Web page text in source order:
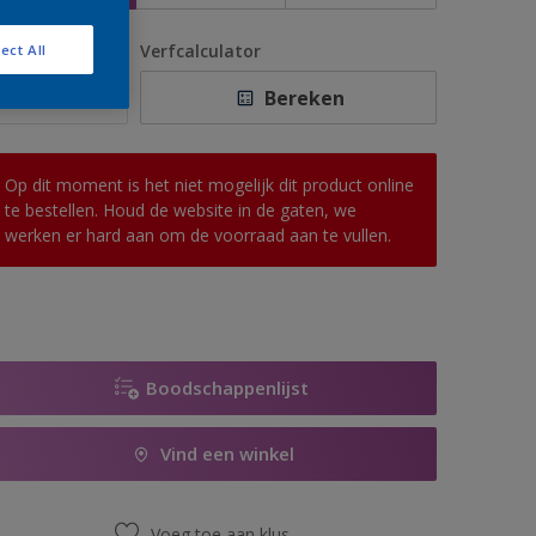
Verfcalculator
Bereken
Op dit moment is het niet mogelijk dit product online
te bestellen. Houd de website in de gaten, we
werken er hard aan om de voorraad aan te vullen.
Boodschappenlijst
Vind een winkel
All